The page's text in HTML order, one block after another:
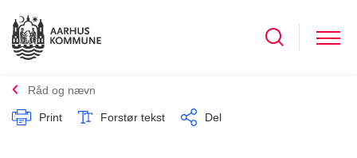
Råd og nævn
Print Forstør tekst Del